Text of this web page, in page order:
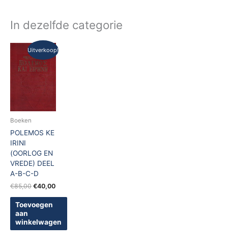
In dezelfde categorie
Uitverkoop!
Boeken
POLEMOS KE
IRINI
(OORLOG EN
VREDE) DEEL
A-B-C-D
€85,00
Oorspronkelijke
prijs
was:
€85,00.
€40,00
Huidige
prijs
Toevoegen
aan
winkelwagen